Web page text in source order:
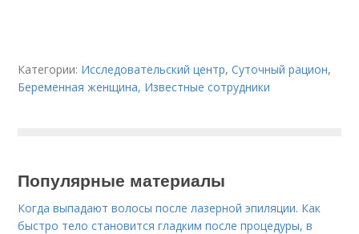
Категории: Исследовательский центр,Суточный рацион,
Беременная женщина, Известные сотрудники
Популярные материалы
Когда выпадают волосы после лазерной эпиляции. Как
быстро тело становится гладким после процедуры, в